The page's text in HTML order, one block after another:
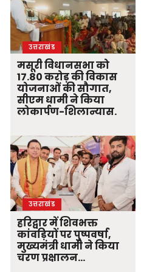
उत्तराखंड
मसूरी विधानसभा को
17.80 करोड़ की विकास
योजनाओं की सौगात,
सीएम धामी ने किया
लोकार्पण-शिलान्यास.
उत्तराखंड
हरिद्वार में शिवभक्त
कांवड़ियों पर पुष्पवर्षा,
मुख्यमंत्री धामी ने किया
चरण प्रक्षालन…